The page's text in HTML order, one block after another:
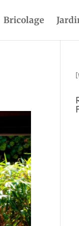
Bricolage